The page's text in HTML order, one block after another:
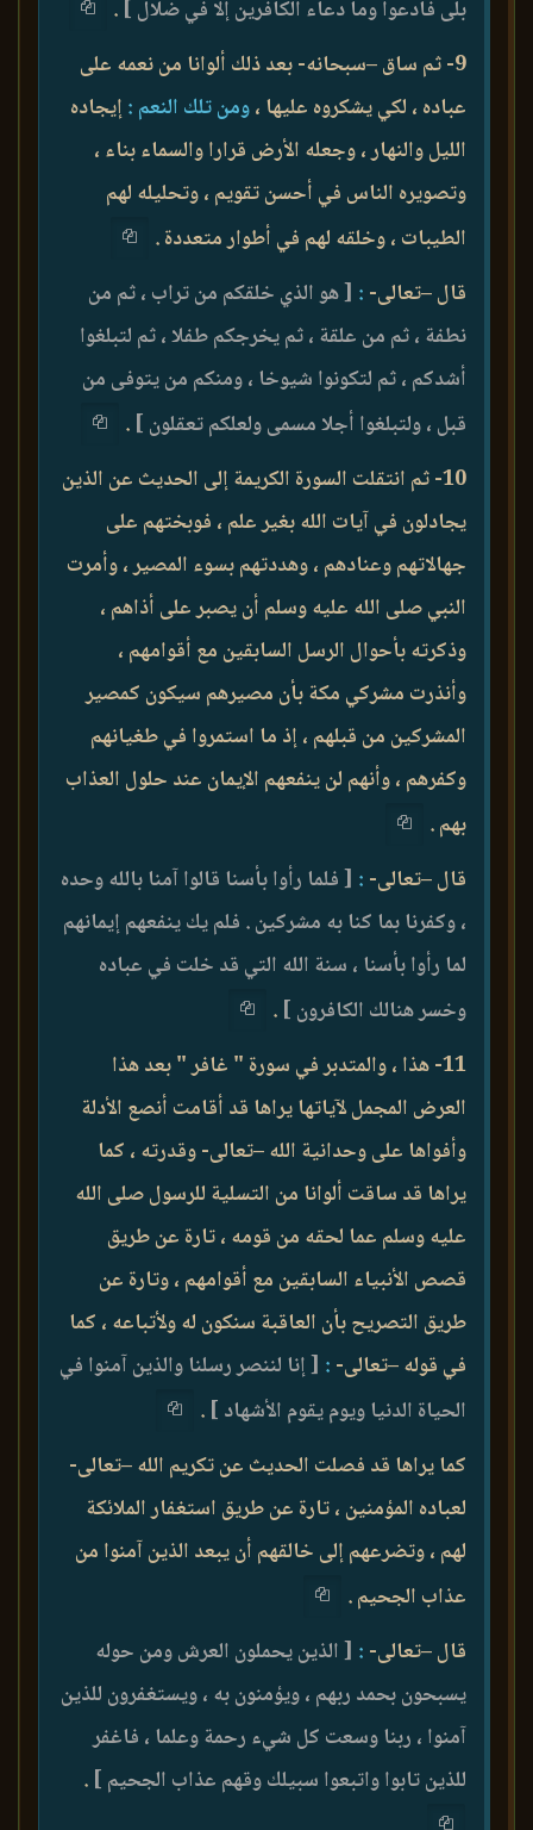
بلى فادعوا وما دعاء الكافرين إلا في ضلال ] .
9- ثم ساق –سبحانه- بعد ذلك ألوانا من نعمه على
عباده ، لكي يشكروه عليها ،ومن تلك النعم :إيجاده
الليل والنهار ، وجعله الأرض قرارا والسماء بناء ،
وتصويره الناس في أحسن تقويم ، وتحليله لهم
الطيبات ، وخلقه لهم في أطوار متعددة .
قال –تعالى- : [ هو الذي خلقكم من تراب ، ثم من
نطفة ، ثم من علقة ، ثم يخرجكم طفلا ، ثم لتبلغوا
أشدكم ، ثم لتكونوا شيوخا ، ومنكم من يتوفى من
قبل ، ولتبلغوا أجلا مسمى ولعلكم تعقلون ] .
10- ثم انتقلت السورة الكريمة إلى الحديث عن الذين
يجادلون في آيات الله بغير علم ، فوبختهم على
جهالاتهم وعنادهم ، وهددتهم بسوء المصير ، وأمرت
النبي صلى الله عليه وسلم أن يصبر على أذاهم ،
وذكرته بأحوال الرسل السابقين مع أقوامهم ،
وأنذرت مشركي مكة بأن مصيرهم سيكون كمصير
المشركين من قبلهم ، إذ ما استمروا في طغيانهم
وكفرهم ، وأنهم لن ينفعهم الإيمان عند حلول العذاب
بهم .
قال –تعالى- : [ فلما رأوا بأسنا قالوا آمنا بالله وحده
، وكفرنا بما كنا به مشركين . فلم يك ينفعهم إيمانهم
لما رأوا بأسنا ، سنة الله التي قد خلت في عباده
وخسر هنالك الكافرون ] .
11- هذا ، والمتدبر في سورة " غافر " بعد هذا
العرض المجمل لآياتها يراها قد أقامت أنصع الأدلة
وأفواها على وحدانية الله –تعالى- وقدرته ، كما
يراها قد ساقت ألوانا من التسلية للرسول صلى الله
عليه وسلم عما لحقه من قومه ، تارة عن طريق
قصص الأنبياء السابقين مع أقوامهم ، وتارة عن
طريق التصريح بأن العاقبة سنكون له ولأتباعه ، كما
في قوله –تعالى- : [ إنا لننصر رسلنا والذين آمنوا في
الحياة الدنيا ويوم يقوم الأشهاد ] .
كما يراها قد فصلت الحديث عن تكريم الله –تعالى-
لعباده المؤمنين ، تارة عن طريق استغفار الملائكة
لهم ، وتضرعهم إلى خالقهم أن يبعد الذين آمنوا من
عذاب الجحيم .
قال –تعالى- : [ الذين يحملون العرش ومن حوله
يسبحون بحمد ربهم ، ويؤمنون به ، ويستغفرون للذين
آمنوا ، ربنا وسعت كل شيء رحمة وعلما ، فاغفر
للذين تابوا واتبعوا سبيلك وقهم عذاب الجحيم ] .